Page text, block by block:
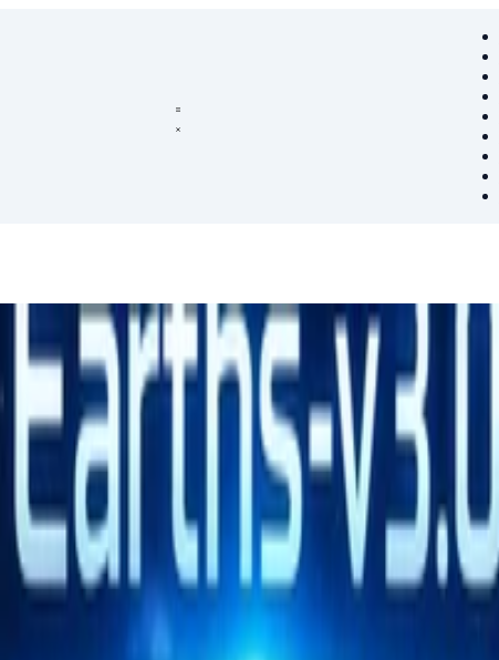
和再分析数据进行可视化展示。v3.0版本实现数字孪生地球。